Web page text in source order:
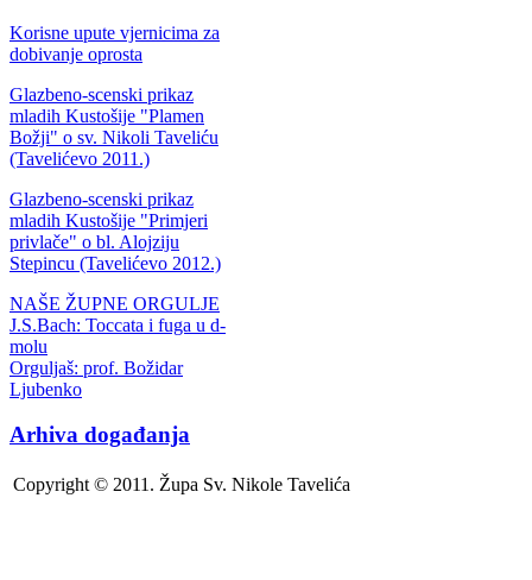
Korisne upute vjernicima za
dobivanje oprosta
Glazbeno-scenski prikaz
mladih Kustošije "Plamen
Božji" o sv. Nikoli Taveliću
(Tavelićevo 2011.)
Glazbeno-scenski prikaz
mladih Kustošije "Primjeri
privlače" o bl. Alojziju
Stepincu (Tavelićevo 2012.)
NAŠE ŽUPNE ORGULJE
J.S.Bach: Toccata i fuga u d-
molu
Orguljaš: prof. Božidar
Ljubenko
Arhiva događanja
Copyright © 2011. Župa Sv. Nikole Tavelića